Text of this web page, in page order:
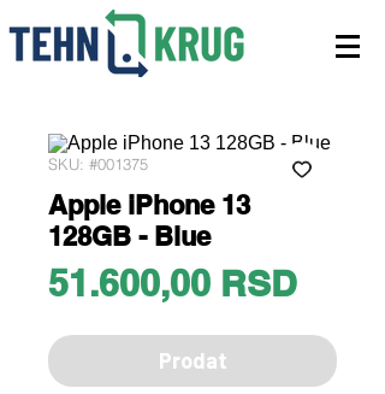
SKU: #001375
Apple iPhone 13
128GB - Blue
51.600,00 RSDPrice
Prodat